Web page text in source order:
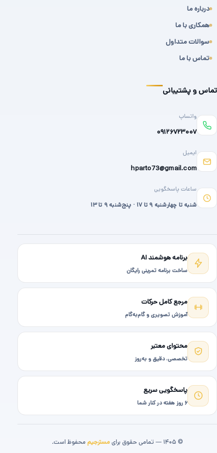
درباره ما
همکاری با ما
سوالات متداول
تماس با ما
تماس و پشتیبانی
واتساپ
۰۹۱۲۶۷۲۳۰۰۷
ایمیل
hparto73@gmail.com
ساعات پاسخگویی
شنبه تا چهارشنبه ۹ تا ۱۷ · پنج‌شنبه ۹ تا ۱۳
برنامه هوشمند AI
ساخت برنامه تمرینی رایگان
مرجع کامل حرکات
آموزش تصویری و گام‌به‌گام
محتوای معتبر
تخصصی، دقیق و به‌روز
پاسخگویی سریع
۶ روز هفته در کنار شما
© ۱۴۰۵ — تمامی حقوق برای مسترجیم محفوظ است.